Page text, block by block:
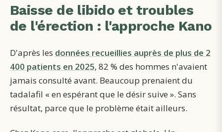
Baisse de libido et troubles
de l'érection : l'approche Kano
D'après les données recueillies auprès de plus de 2
400 patients en 2025, 82 % des hommes n'avaient
jamais consulté avant. Beaucoup prenaient du
tadalafil « en espérant que le désir suive ». Sans
résultat, parce que le problème était ailleurs.